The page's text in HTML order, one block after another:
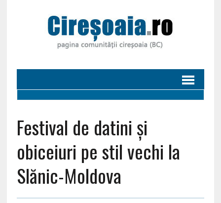
Festival de datini și
obiceiuri pe stil vechi la
Slănic-Moldova